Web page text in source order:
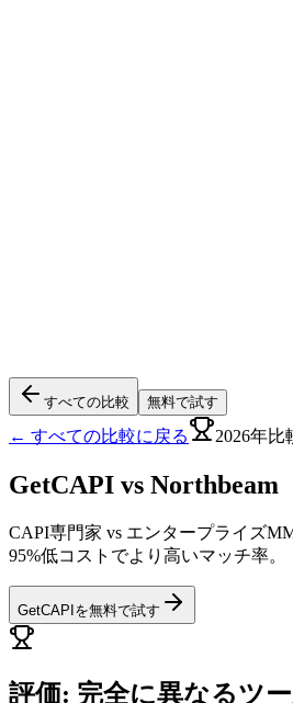
すべての比較 無料で試す
← すべての比較に戻る 2026年比
GetCAPI vs Northbeam
CAPI専門家 vs エンタープライズ
95%低コストでより高いマッチ率。
GetCAPIを無料で試す
評価: 完全に異なるツ